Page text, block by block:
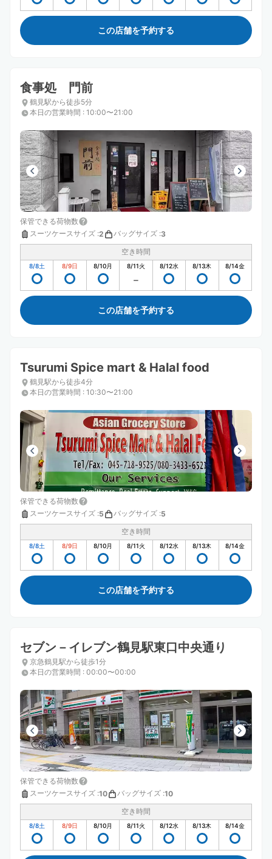
この店舗を予約する
食事処 門前
鶴見駅から徒歩5分
本日の営業時間 : 10:00〜21:00
保管できる荷物数
スーツケースサイズ :2 バッグサイズ :3
空き時間
8/8土 8/9日 8/10月 8/11火 8/12水 8/13木 8/14金
この店舗を予約する
Tsurumi Spice mart & Halal food
鶴見駅から徒歩4分
本日の営業時間 : 10:30〜21:00
保管できる荷物数
スーツケースサイズ :5 バッグサイズ :5
空き時間
8/8土 8/9日 8/10月 8/11火 8/12水 8/13木 8/14金
この店舗を予約する
セブン－イレブン鶴見駅東口中央通り
京急鶴見駅から徒歩1分
本日の営業時間 : 00:00〜00:00
保管できる荷物数
スーツケースサイズ :10 バッグサイズ :10
空き時間
8/8土 8/9日 8/10月 8/11火 8/12水 8/13木 8/14金